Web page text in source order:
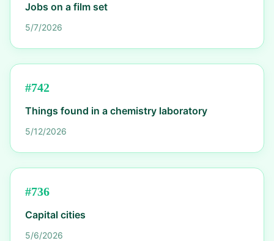
Jobs on a film set
5/7/2026
#742
Things found in a chemistry laboratory
5/12/2026
#736
Capital cities
5/6/2026